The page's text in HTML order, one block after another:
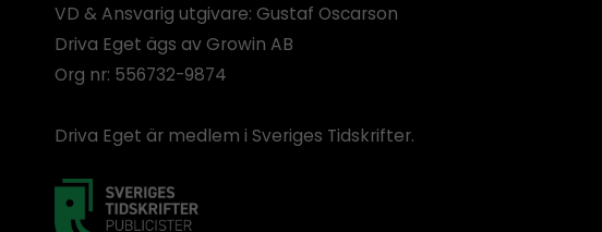
VD & Ansvarig utgivare: Gustaf Oscarson
Driva Eget ägs av Growin AB
Org nr: 556732-9874
Driva Eget är medlem i Sveriges Tidskrifter.